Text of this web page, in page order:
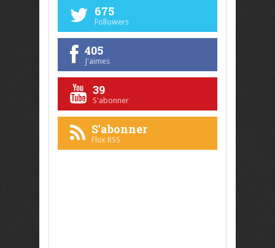
675
Followers
405
J'aimes
39
S'abonner
S'abonner
Flux RSS